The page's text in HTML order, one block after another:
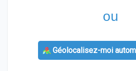
ou
Géolocalisez-moi